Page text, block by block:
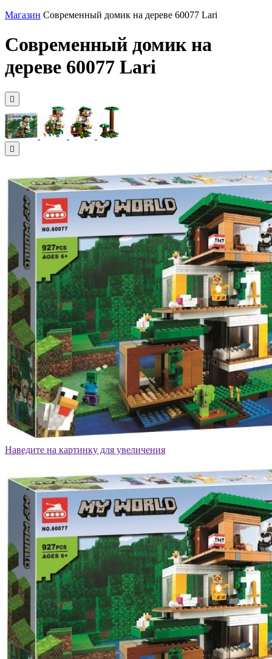
Магазин Современный домик на дереве 60077 Lari
Современный домик на
дереве 60077 Lari
Наведите на картинку для увеличения